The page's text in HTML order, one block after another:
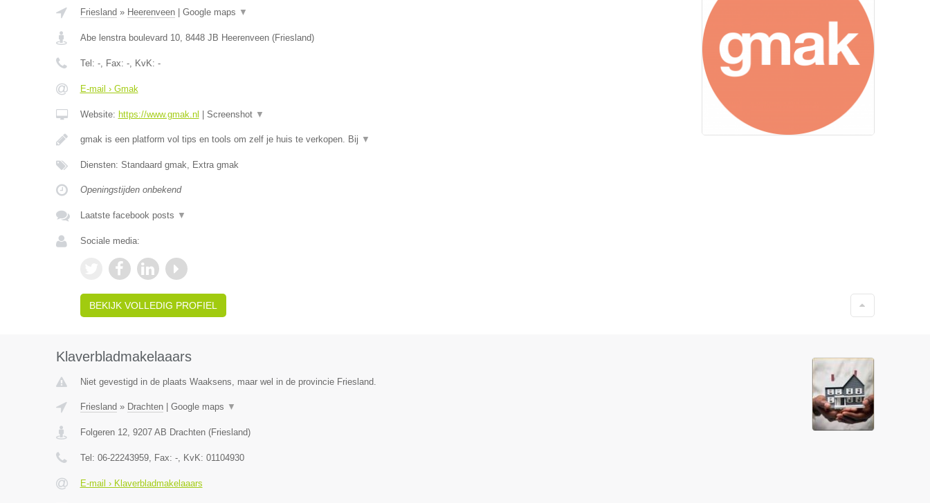
Friesland » Heerenveen| Google maps ▼
Abe lenstra boulevard 10, 8448 JB Heerenveen(Friesland)
Tel: -, Fax: -, KvK: -
E-mail › Gmak
Website: https://www.gmak.nl Screenshot ▼
gmak is een platform vol tips en tools om zelf je huis te verkopen. Bij ▼
Diensten: Standaard gmak, Extra gmak
Openingstijden onbekend
Laatste facebook posts ▼
Sociale media:
BEKIJK VOLLEDIG PROFIEL
Klaverbladmakelaaars
Niet gevestigd in de plaats Waaksens, maar wel in de provincie Friesland.
Friesland » Drachten| Google maps ▼
Folgeren 12, 9207 AB Drachten(Friesland)
Tel: 06-22243959, Fax: -, KvK: 01104930
E-mail › Klaverbladmakelaaars